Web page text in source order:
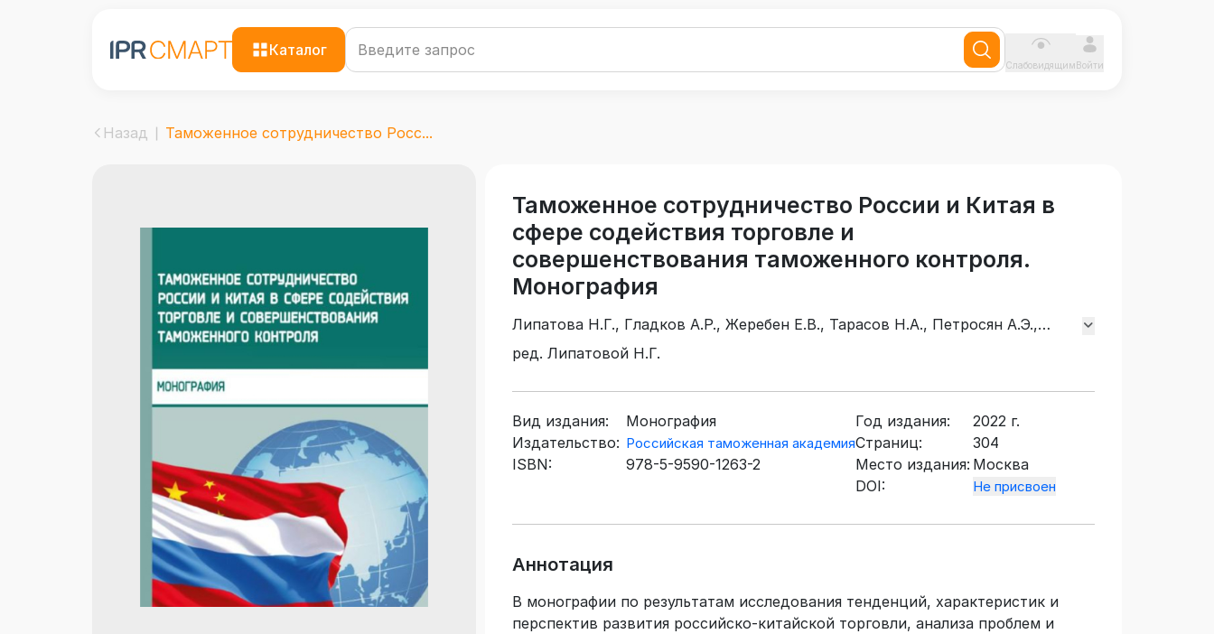
Каталог
СлабовидящимВойти
Назад Таможенное сотрудничество Росс...
Таможенное сотрудничество России и Китая в
сфере содействия торговле и
совершенствования таможенного контроля.
Монография
Липатова Н.Г., Гладков А.Р., Жеребен Е.В., Тарасов Н.А., Петросян А.Э.,
Ефимов А.В.
ред. Липатовой Н.Г.
Вид издания:
Монография
Издательство: Российская таможенная академия
ISBN: 978-5-9590-1263-2
Год издания:
2022 г.
Страниц:
304
Место издания: Москва
DOI:
Не присвоен
Аннотация
В монографии по результатам исследования тенденций, характеристик и
перспектив развития российско-китайской торговли, анализа проблем и